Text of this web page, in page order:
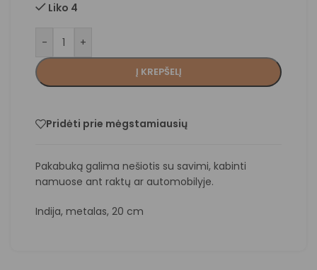
Liko 4
- +
Į KREPŠELĮ
Pridėti prie mėgstamiausių
Pakabuką galima nešiotis su savimi, kabinti
namuose ant raktų ar automobilyje.
Indija, metalas, 20 cm